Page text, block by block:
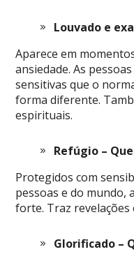
Louvado e
Aparece em
ansiedade. As
sensitivas que o
forma diferente.
espirituais.
Refúgio –
Protegidos com
pessoas e do mundo,
forte. Traz revelações
Glorificado –